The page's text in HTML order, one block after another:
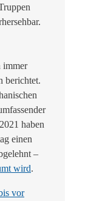
immer
berichtet.
haben
einen
–
wird.
vor